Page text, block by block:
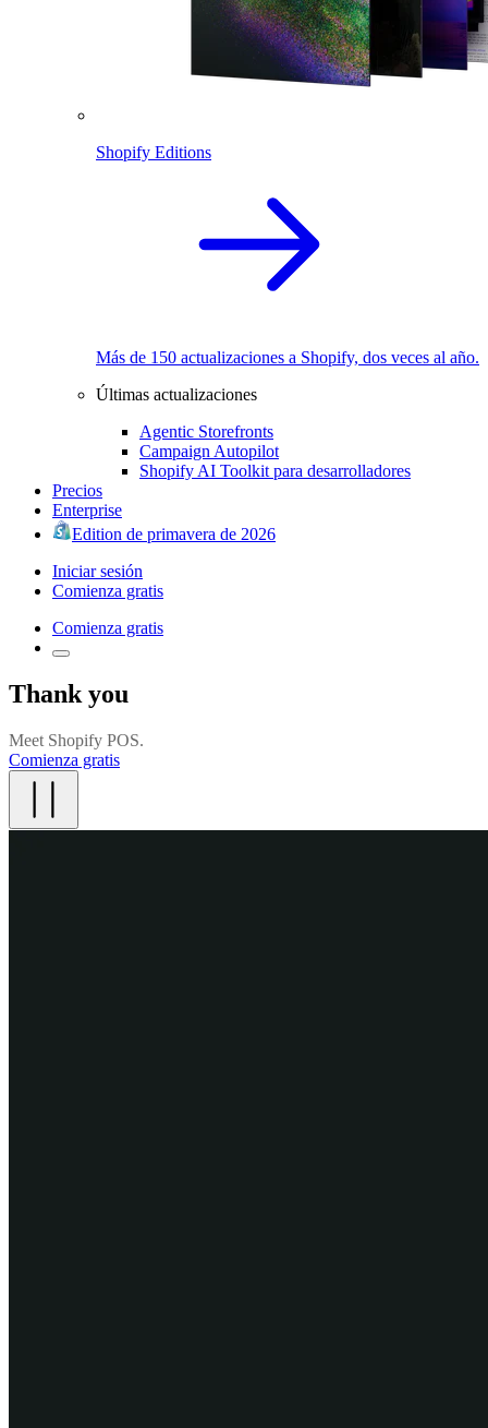
Shopify Editions
Más de 150 actualizaciones a Shopify, dos veces al año.
Últimas actualizaciones
Agentic Storefronts
Campaign Autopilot
Shopify AI Toolkit para desarrolladores
Precios
Enterprise
Edition de primavera de 2026
Iniciar sesión
Comienza gratis
Comienza gratis
Thank you
Meet Shopify POS.
Comienza gratis